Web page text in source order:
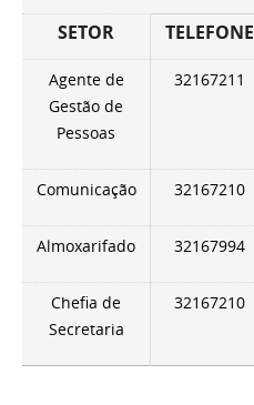
SETOR TELEFONE
Agente de
Gestão de
Pessoas
32167211
Comunicação 32167210
Almoxarifado 32167994
Chefia de
Secretaria
32167210